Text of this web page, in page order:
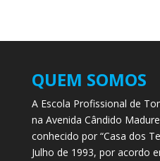
QUEM SOMOS
A Escola Profissional de
na Avenida Cândido
conhecido por “Casa dos
Julho de 1993, por acordo